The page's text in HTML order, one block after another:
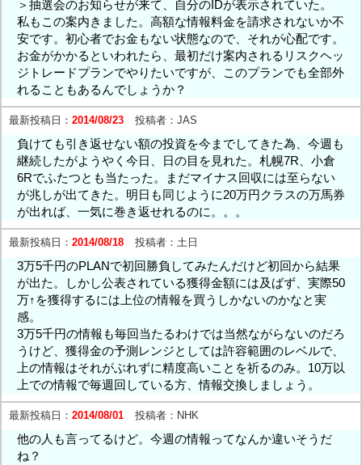
＞抽選会のお知らせが来て、自分のIDが表示されていた。
私もこの案内きました。高額な情報料金を請求されないか不
安です。初心者でお金もない状態なので、それが心配です。
お金がかかるといわれたら、最初だけ案内されるリスクヘッ
ジトレードプランでやりたいですが、このプランでも全部外
れることもあるんでしょうか？
最新投稿日： 2014/08/23 投稿者： JAS
負けても引き返せない額の投資を今までしてきた為、今週も
継続したがようやく今日、日の目を見れた。札幌7R、小倉
6Rでふたつとも当たった。まだマイナス回収には至らない
が兆しが出てきた。明日も同じように20万円クラスの万馬券
が出れば、一気に巻き返せれるのに。。。
最新投稿日： 2014/08/18 投稿者： 土日
3万5千円のPLANで初回勝負してみたんだけど初回から結果
が出た。しかし公表されている獲得金額には及ばず、実際50
万↑を獲得するには上位の情報を買うしかないのかなと実
感。
3万5千円の情報も毎回当たるわけでは当然ながらないのだろ
うけど、獲得金の予測レンジとしては許容範囲のレベルで、
上の情報はそれがぶれずに精度高いことを祈るのみ。10万以
上での情報で毎週回している方、情報交換しましょう。
最新投稿日： 2014/08/01 投稿者： NHK
他の人も言ってるけど。今週の情報ってなんか違いそうだ
ね？